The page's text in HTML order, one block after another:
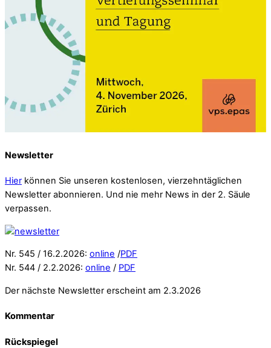
Newsletter
Hier können Sie unseren kostenlosen, vierzehntäglichen
Newsletter abonnieren. Und nie mehr News in der 2. Säule
verpassen.
Nr. 545 / 16.2.2026: online /PDF
Nr. 544 / 2.2.2026: online / PDF
Der nächste Newsletter erscheint am 2.3.2026
Kommentar
Rückspiegel